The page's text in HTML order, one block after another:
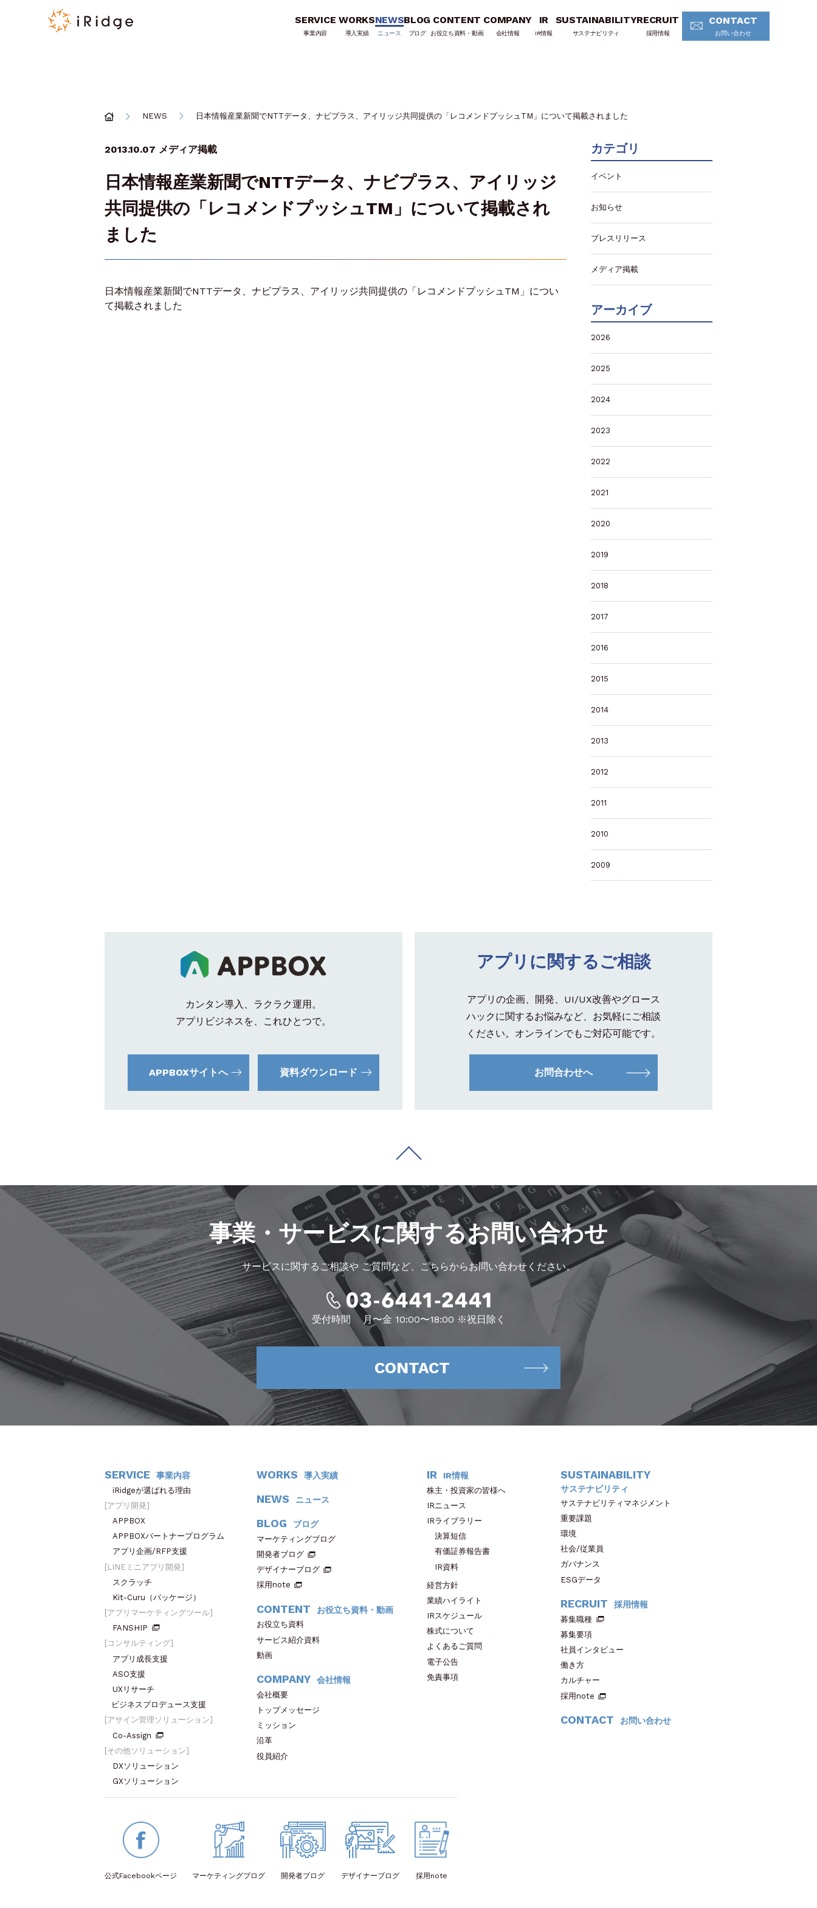
SERVICE
事業内容
WORKS
導入実績
NEWS
ニュース
BLOG
ブログ
CONTENT
お役立ち資料・動画
COMPANY
会社情報
IR
IR情報
SUSTAINABILITY
サステナビリティ
RECRUIT
採用情報
CONTACT
お問い合わせ
NEWS 日本情報産業新聞でNTTデータ、ナビプラス、アイリッジ共同提供の「レコメンドプッシュTM」について掲載されました
2013.10.07 メディア掲載
日本情報産業新聞でNTTデータ、ナビプラス、アイリッジ
共同提供の「レコメンドプッシュTM」について掲載され
ました
日本情報産業新聞でNTTデータ、ナビプラス、アイリッジ共同提供の「レコメンドプッシュTM」につい
て掲載されました
カテゴリ
イベント
お知らせ
プレスリリース
メディア掲載
アーカイブ
2026
2025
2024
2023
2022
2021
2020
2019
2018
2017
2016
2015
2014
2013
2012
2011
2010
2009
カンタン導入、ラクラク運用。
アプリビジネスを、これひとつで。
APPBOXサイトへ 資料ダウンロード
アプリに関するご相談
アプリの企画、開発、UI/UX改善やグロース
ハックに関するお悩みなど、お気軽にご相談
ください。オンラインでもご対応可能です。
お問合わせへ
事業・サービスに関するお問い合わせ
サービスに関するご相談やご質問など、こちらからお問い合わせください。
受付時間 月〜金 10:00〜18:00 ※祝日除く
CONTACT
SERVICE 事業内容
iRidgeが選ばれる理由
アプリ開発
APPBOX
APPBOXパートナープログラム
アプリ企画/RFP支援
LINEミニアプリ開発
スクラッチ
Kit-Curu（パッケージ）
アプリマーケティングツール
FANSHIP
コンサルティング
アプリ成長支援
ASO支援
UXリサーチ
ビジネスプロデュース支援
アサイン管理ソリューション
Co-Assign
その他ソリューション
DXソリューション
GXソリューション
WORKS 導入実績
NEWS ニュース
BLOG ブログ
マーケティングブログ
開発者ブログ
デザイナーブログ
採用note
CONTENT お役立ち資料・動画
お役立ち資料
サービス紹介資料
動画
COMPANY 会社情報
会社概要
トップメッセージ
ミッション
沿革
役員紹介
IR IR情報
株主・投資家の皆様へ
IRニュース
IRライブラリー
決算短信
有価証券報告書
IR資料
経営方針
業績ハイライト
IRスケジュール
株式について
よくあるご質問
電子公告
免責事項
SUSTAINABILITY
サステナビリティ
サステナビリティマネジメント
重要課題
環境
社会/従業員
ガバナンス
ESGデータ
RECRUIT 採用情報
募集職種
募集要項
社員インタビュー
働き方
カルチャー
採用note
CONTACT お問い合わせ
公式Facebookページ マーケティングブログ 開発者ブログ デザイナーブログ 採用note